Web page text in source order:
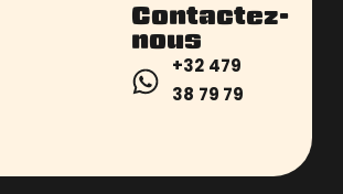
Contactez-
nous
+32 479
38 79 79